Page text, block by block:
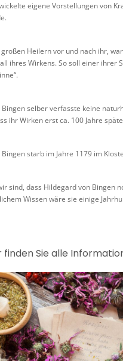
eigene Vorstellungen von
Heilern vor und nach ihr,
ihres Wirkens. So soll einer ihrer
selber verfasste keine
ihr Wirken erst ca. 100 Jahre
starb im Jahre 1179 im
sind, dass Hildegard von Bingen
Wissen wäre sie einige
finden Sie alle